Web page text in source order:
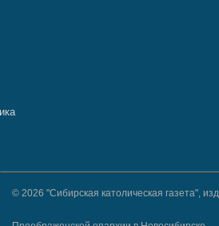
© 2026 "Сибирская католическая газета",